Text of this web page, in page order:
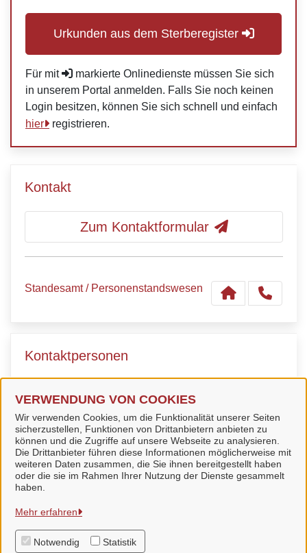
VERWENDUNG VON COOKIES
Wir verwenden Cookies, um die Funktionalität unserer Seiten
sicherzustellen, Funktionen von Drittanbietern anbieten zu
können und die Zugriffe auf unsere Webseite zu analysieren.
Die Drittanbieter führen diese Informationen möglicherweise mit
weiteren Daten zusammen, die Sie ihnen bereitgestellt haben
oder die sie im Rahmen Ihrer Nutzung der Dienste gesammelt
haben.
Mehr erfahren
Notwendig Statistik
Urkunden aus dem Sterberegister
Für mit
markierte Onlinedienste müssen Sie sich
in unserem Portal anmelden. Falls Sie noch keinen
Login besitzen, können Sie sich schnell und einfach
hier
registrieren.
Kontakt
Zum Kontaktformular
Standesamt / Personenstandswesen
Kontaktpersonen
Standesamt
Stadt Bad Langensalza
Alle Rechte vorbehalten